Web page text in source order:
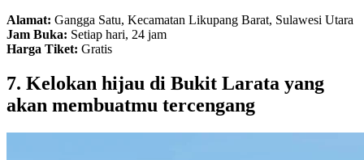
Alamat: Gangga Satu, Kecamatan Likupang Barat, Sulawesi Utara
Jam Buka: Setiap hari, 24 jam
Harga Tiket: Gratis
7. Kelokan hijau di Bukit Larata yang
akan membuatmu tercengang